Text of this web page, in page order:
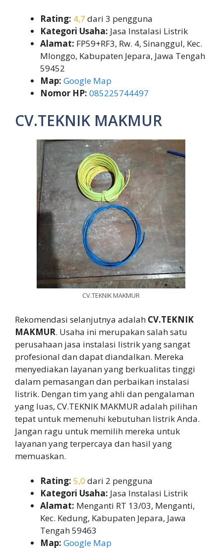
Rating: 4,7 dari 3 pengguna
Kategori Usaha: Jasa Instalasi Listrik
Alamat: FP59+RF3, Rw. 4, Sinanggul, Kec.
Mlonggo, Kabupaten Jepara, Jawa Tengah
59452
Map: Google Map
Nomor HP: 085225744497
CV.TEKNIK MAKMUR
CV.TEKNIK MAKMUR
Rekomendasi selanjutnya adalah CV.TEKNIK
MAKMUR. Usaha ini merupakan salah satu
perusahaan jasa instalasi listrik yang sangat
profesional dan dapat diandalkan. Mereka
menyediakan layanan yang berkualitas tinggi
dalam pemasangan dan perbaikan instalasi
listrik. Dengan tim yang ahli dan pengalaman
yang luas, CV.TEKNIK MAKMUR adalah pilihan
tepat untuk memenuhi kebutuhan listrik Anda.
Jangan ragu untuk memilih mereka untuk
layanan yang terpercaya dan hasil yang
memuaskan.
Rating: 5,0 dari 2 pengguna
Kategori Usaha: Jasa Instalasi Listrik
Alamat: Menganti RT 13/03, Menganti,
Kec. Kedung, Kabupaten Jepara, Jawa
Tengah 59463
Map: Google Map